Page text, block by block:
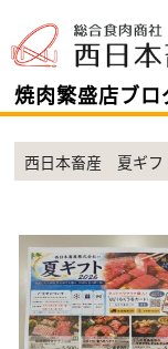
焼肉繁盛店ブロ
西日本畜産 夏ギフ